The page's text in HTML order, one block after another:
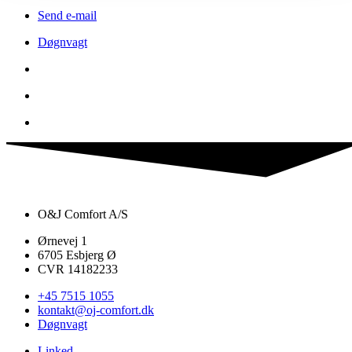
Send e-mail
Døgnvagt
O&J Comfort A/S
Ørnevej 1
6705 Esbjerg Ø
CVR 14182233
+45 7515 1055
kontakt@oj-comfort.dk
Døgnvagt